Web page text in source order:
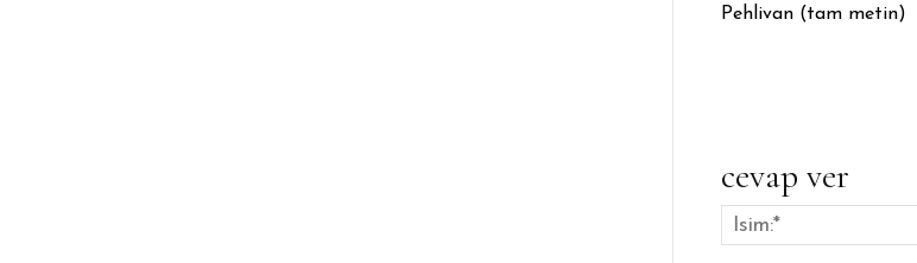
Pehlivan (tam metin)
cevap ver